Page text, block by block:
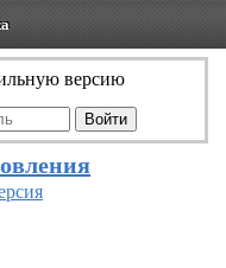
версию